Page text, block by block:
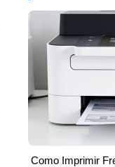
Como Imprimir